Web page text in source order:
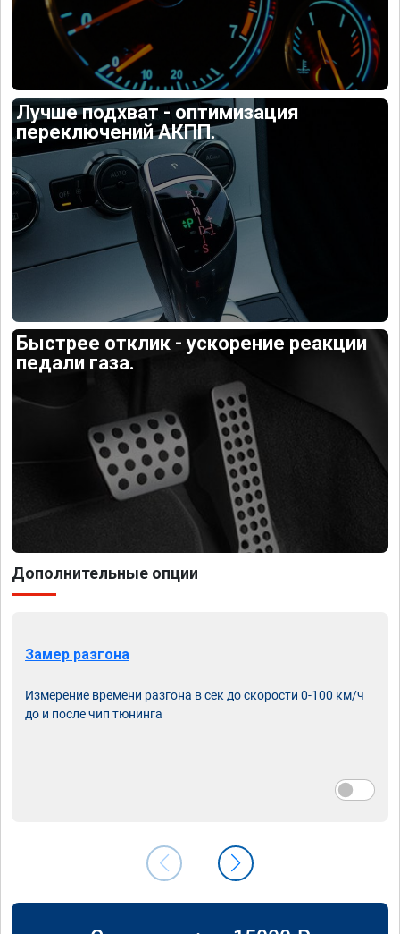
Лучше подхват - оптимизация
переключений АКПП.
Быстрее отклик - ускорение реакции
педали газа.
Дополнительные опции
Замер разгона
Измерение времени разгона в сек до скорости 0-100 км/ч
до и после чип тюнинга